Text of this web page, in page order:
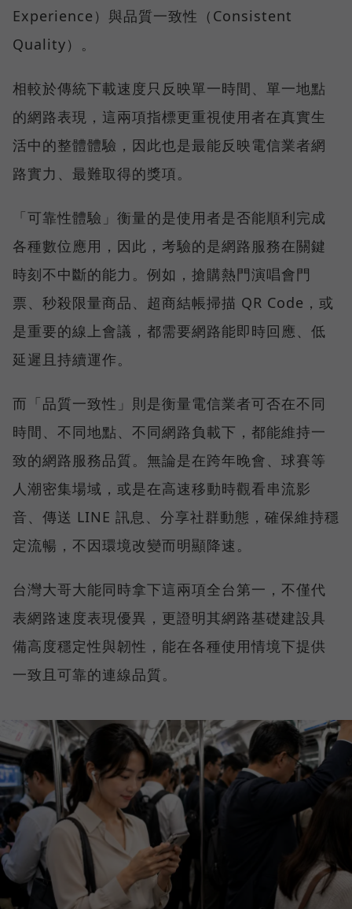
Experience）與品質一致性（Consistent
Quality）。
相較於傳統下載速度只反映單一時間、單一地點
的網路表現，這兩項指標更重視使用者在真實生
活中的整體體驗，因此也是最能反映電信業者網
路實力、最難取得的獎項。
「可靠性體驗」衡量的是使用者是否能順利完成
各種數位應用，因此，考驗的是網路服務在關鍵
時刻不中斷的能力。例如，搶購熱門演唱會門
票、秒殺限量商品、超商結帳掃描 QR Code，或
是重要的線上會議，都需要網路能即時回應、低
延遲且持續運作。
而「品質一致性」則是衡量電信業者可否在不同
時間、不同地點、不同網路負載下，都能維持一
致的網路服務品質。無論是在跨年晚會、球賽等
人潮密集場域，或是在高速移動時觀看串流影
音、傳送 LINE 訊息、分享社群動態，確保維持穩
定流暢，不因環境改變而明顯降速。
台灣大哥大能同時拿下這兩項全台第一，不僅代
表網路速度表現優異，更證明其網路基礎建設具
備高度穩定性與韌性，能在各種使用情境下提供
一致且可靠的連線品質。